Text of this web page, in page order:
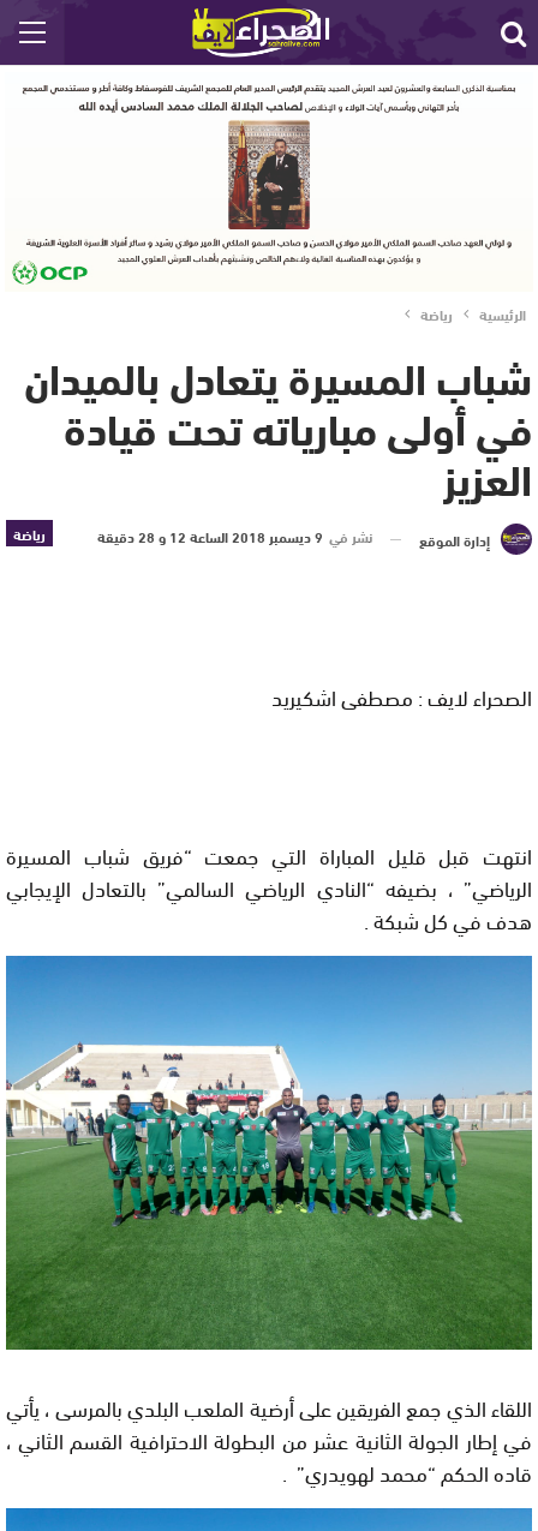
الرئيسية رياضة
شباب المسيرة يتعادل بالميدان
في أولى مبارياته تحت قيادة
العزيز
رياضة إدارة الموقع نشر في 9 ديسمبر 2018 الساعة 12 و 28 دقيقة
الصحراء لايف : مصطفى اشكيريد
انتهت قبل قليل المباراة التي جمعت “فريق شباب المسيرة
الرياضي” ، بضيفه “النادي الرياضي السالمي” بالتعادل الإيجابي
هدف في كل شبكة .
اللقاء الذي جمع الفريقين على أرضية الملعب البلدي بالمرسى ، يأتي
في إطار الجولة الثانية عشر من البطولة الاحترافية القسم الثاني ،
قاده الحكم “محمد لهويدري” .